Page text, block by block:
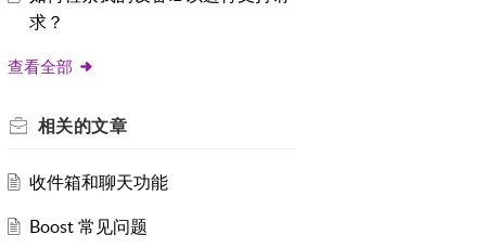
求？
查看全部
相关的文章
收件箱和聊天功能
Boost 常见问题